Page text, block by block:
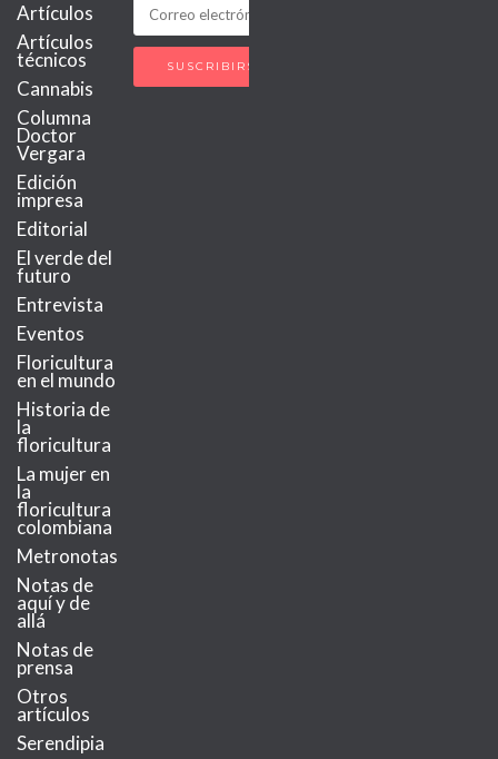
Artículos
Artículos
técnicos
Cannabis
Columna
Doctor
Vergara
Edición
impresa
Editorial
El verde del
futuro
Entrevista
Eventos
Floricultura
en el mundo
Historia de
la
floricultura
La mujer en
la
floricultura
colombiana
Metronotas
Notas de
aquí y de
allá
Notas de
prensa
Otros
artículos
Serendipia